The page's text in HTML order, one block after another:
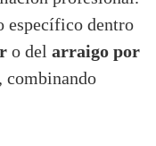
específico dentro
o del arraigo por